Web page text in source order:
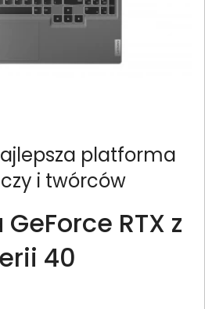
platforma
i twórców
RTX z
40